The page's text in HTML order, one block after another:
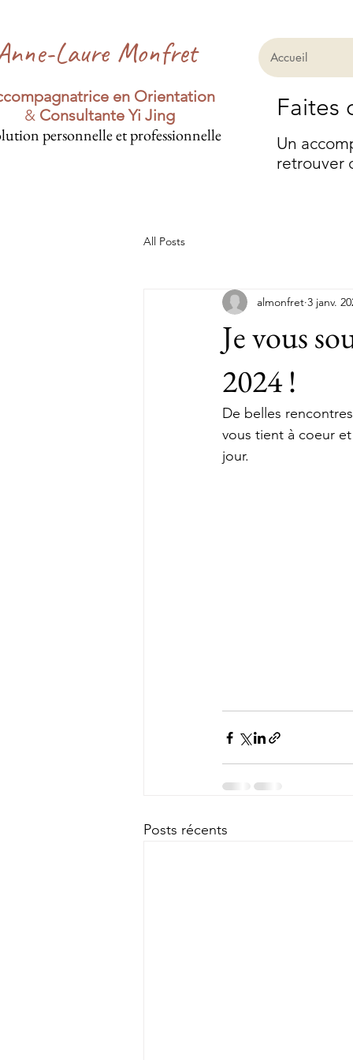
Laure Monfret
en Orientation
& Consultante Yi Jing
personnelle et professionnelle
Accueil
Faites
Un
retrouver
All Posts
Je vous
2024 !
almonfret 3 janv.
De belles
vous tient à coeur
jour.
Posts récents